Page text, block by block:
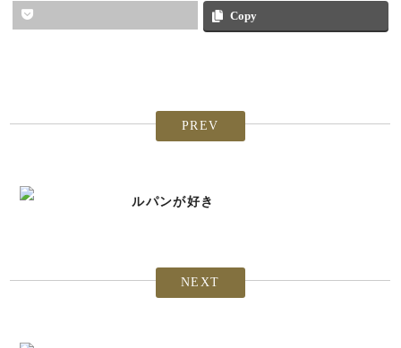
Copy
PREV
ルパンが好き
NEXT